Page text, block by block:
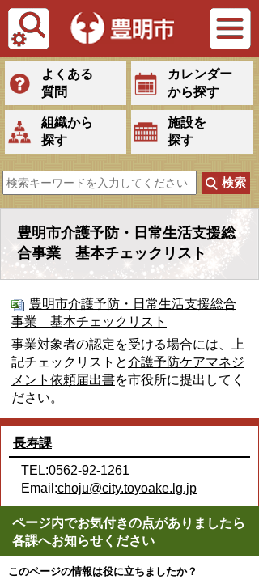
Tiếng Việt
よくある
質問
カレンダー
から探す
組織から
探す
施設を
探す
豊明市介護予防・日常生活支援総
合事業 基本チェックリスト
豊明市介護予防・日常生活支援総合
事業 基本チェックリスト
事業対象者の認定を受ける場合には、上
記チェックリストと介護予防ケアマネジ
メント依頼届出書を市役所に提出してく
ださい。
長寿課
TEL:0562-92-1261
Email:choju@city.toyoake.lg.jp
ページ内でお気付きの点がありましたら
各課へお知らせください
このページの情報は役に立ちましたか？